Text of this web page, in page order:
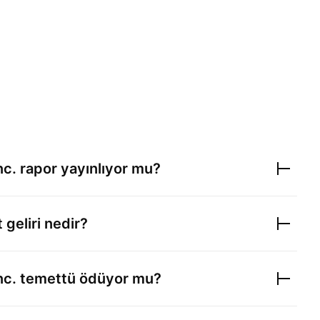
rapor yayınlıyor mu?
geliri nedir?
temettü ödüyor mu?